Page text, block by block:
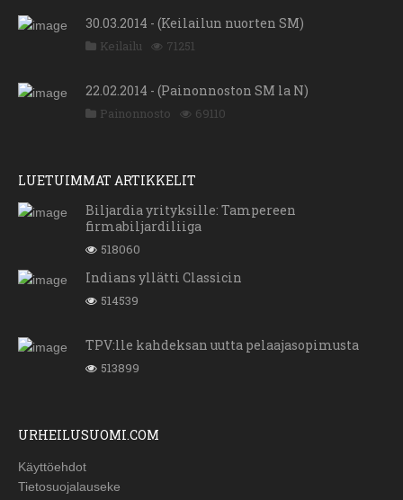
30.03.2014 - (Keilailun nuorten SM)
Keilailu 71251
22.02.2014 - (Painonnoston SM la N)
Painonnosto 69110
LUETUIMMAT ARTIKKELIT
Biljardia yrityksille: Tampereen
firmabiljardiliiga
518060
Indians yllätti Classicin
514539
TPV:lle kahdeksan uutta pelaajasopimusta
513899
URHEILUSUOMI.COM
Käyttöehdot
Tietosuojalauseke